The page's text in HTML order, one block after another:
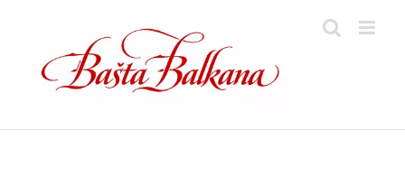
content